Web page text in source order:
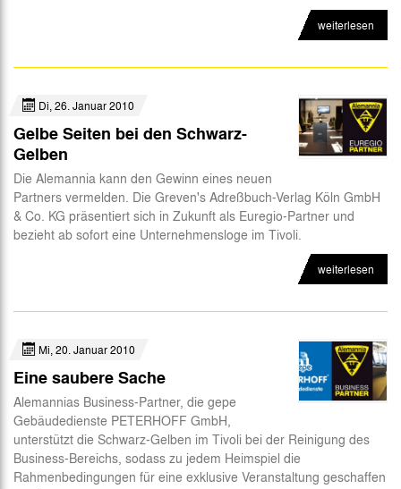
weiterlesen
Di, 26. Januar 2010
Gelbe Seiten bei den Schwarz-
Gelben
Die Alemannia kann den Gewinn eines neuen
Partners vermelden. Die Greven's Adreßbuch-Verlag Köln GmbH
& Co. KG präsentiert sich in Zukunft als Euregio-Partner und
bezieht ab sofort eine Unternehmensloge im Tivoli.
weiterlesen
Mi, 20. Januar 2010
Eine saubere Sache
Alemannias Business-Partner, die gepe
Gebäudedienste PETERHOFF GmbH,
unterstützt die Schwarz-Gelben im Tivoli bei der Reinigung des
Business-Bereichs, sodass zu jedem Heimspiel die
Rahmenbedingungen für eine exklusive Veranstaltung geschaffen